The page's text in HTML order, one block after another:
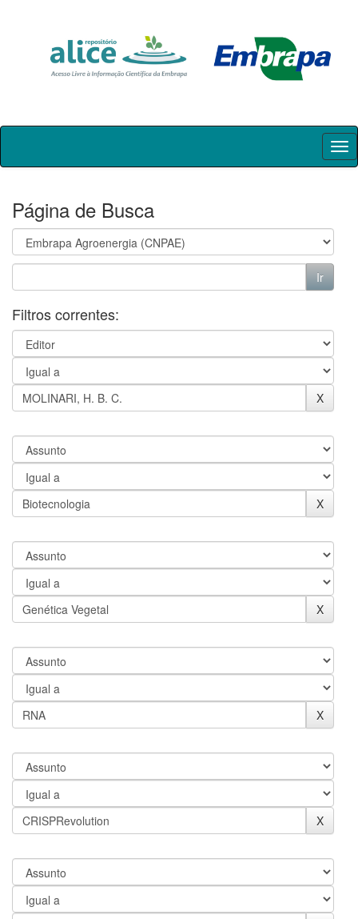
Skip
Página de Busca
Filtros correntes: